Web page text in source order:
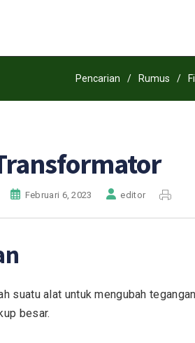
Pencarian / Rumus /
Februari 6, 2023 editor
suatu alat untuk mengubah
besar.